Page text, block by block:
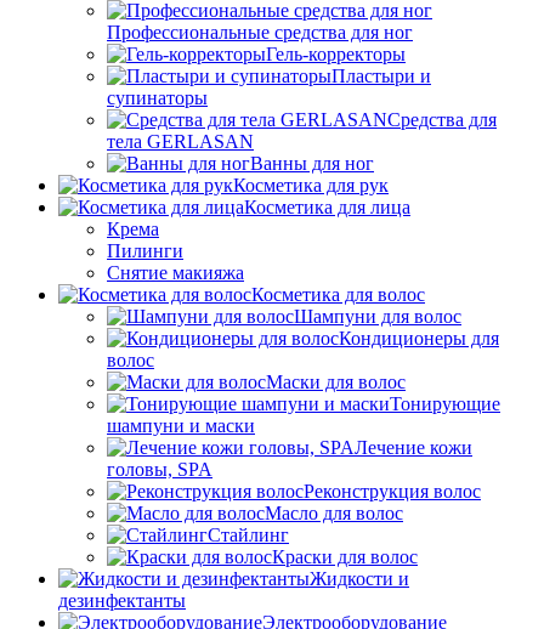
Профессиональные средства для ног
Гель-корректоры
Пластыри и
супинаторы
Средства для
тела GERLASAN
Ванны для ног
Косметика для рук
Косметика для лица
Крема
Пилинги
Снятие макияжа
Косметика для волос
Шампуни для волос
Кондиционеры для
волос
Маски для волос
Тонирующие
шампуни и маски
Лечение кожи
головы, SPA
Реконструкция волос
Масло для волос
Стайлинг
Краски для волос
Жидкости и
дезинфектанты
Электрооборудование